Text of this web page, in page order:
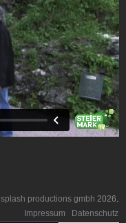
splash productions gmbh 2026.
Impressum
Datenschutz